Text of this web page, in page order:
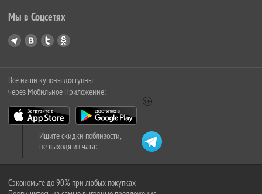
Мы в Соцсетях
Все наши купоны доступны
через Мобильное Приложение:
Ищите скидки поблизости,
не выходя из чата:
Сэкономьте до 90% при любых покупках